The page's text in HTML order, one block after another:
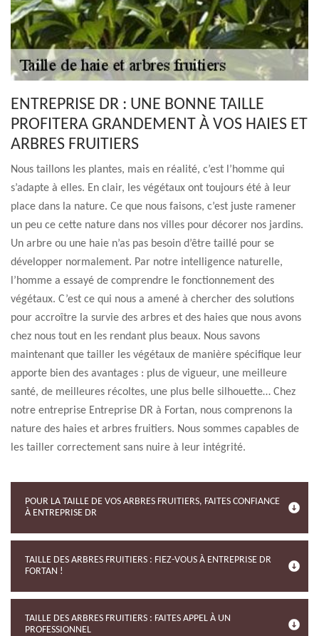
ENTREPRISE DR : UNE BONNE TAILLE
PROFITERA GRANDEMENT À VOS HAIES ET
ARBRES FRUITIERS
Nous taillons les plantes, mais en réalité, c’est l’homme qui
s’adapte à elles. En clair, les végétaux ont toujours été à leur
place dans la nature. Ce que nous faisons, c’est juste ramener
un peu ce cette nature dans nos villes pour décorer nos jardins.
Un arbre ou une haie n’as pas besoin d’être taillé pour se
développer normalement. Par notre intelligence naturelle,
l’homme a essayé de comprendre le fonctionnement des
végétaux. C’est ce qui nous a amené à chercher des solutions
pour accroître la survie des arbres et des haies que nous avons
chez nous tout en les rendant plus beaux. Nous savons
maintenant que tailler les végétaux de manière spécifique leur
apporte bien des avantages : plus de vigueur, une meilleure
santé, de meilleures récoltes, une plus belle silhouette… Chez
notre entreprise Entreprise DR à Fortan, nous comprenons la
nature des haies et arbres fruitiers. Nous sommes capables de
les tailler correctement sans nuire à leur intégrité.
POUR LA TAILLE DE VOS ARBRES FRUITIERS, FAITES CONFIANCE
À ENTREPRISE DR
TAILLE DES ARBRES FRUITIERS : FIEZ-VOUS À ENTREPRISE DR
FORTAN !
TAILLE DES ARBRES FRUITIERS : FAITES APPEL À UN
PROFESSIONNEL